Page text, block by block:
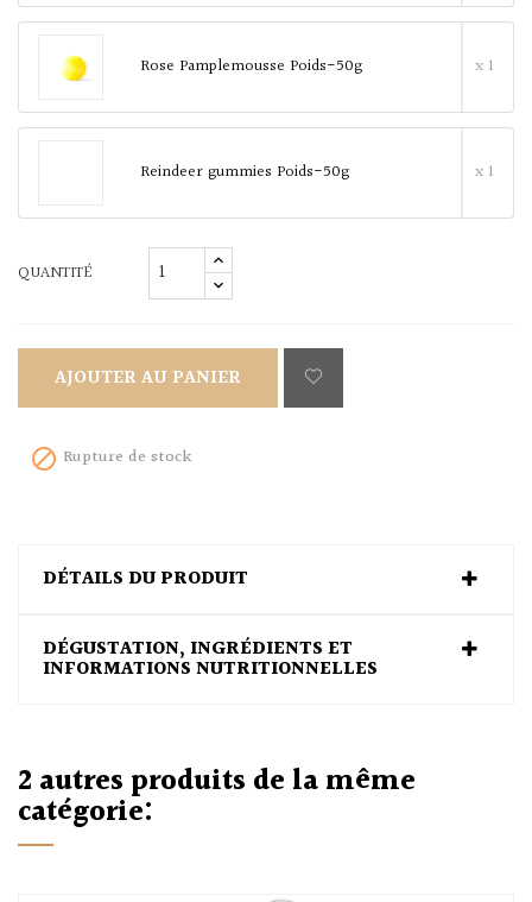
Rose Pamplemousse Poids-50g x 1
Reindeer gummies Poids-50g x 1
QUANTITÉ
AJOUTER AU PANIER
 Rupture de stock
DÉTAILS DU PRODUIT
DÉGUSTATION, INGRÉDIENTS ET
INFORMATIONS NUTRITIONNELLES
2 autres produits de la même
catégorie: